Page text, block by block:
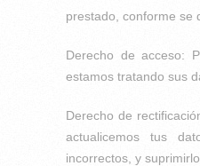
prestado, conforme se
Derecho de acceso:
estamos tratando sus
Derecho de
actualicemos tus
incorrectos, y